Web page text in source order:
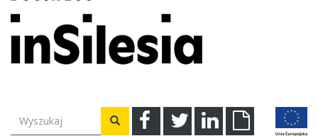
FacebookTwitterLinkedinDownload
Wyszukiwarka Wyszukaj